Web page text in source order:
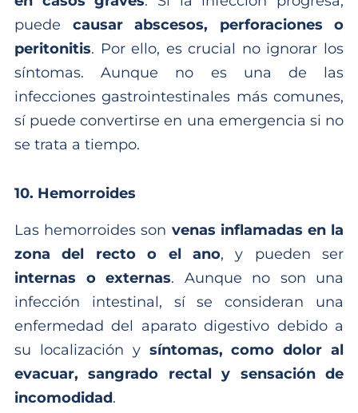
puede causar abscesos, perforaciones o
peritonitis. Por ello, es crucial no ignorar los
síntomas. Aunque no es una de las
infecciones gastrointestinales más comunes,
sí puede convertirse en una emergencia si no
se trata a tiempo.
10. Hemorroides
Las hemorroides son venas inflamadas en la
zona del recto o el ano, y pueden ser
internas o externas. Aunque no son una
infección intestinal, sí se consideran una
enfermedad del aparato digestivo debido a
su localización y síntomas, como dolor al
evacuar, sangrado rectal y sensación de
incomodidad.